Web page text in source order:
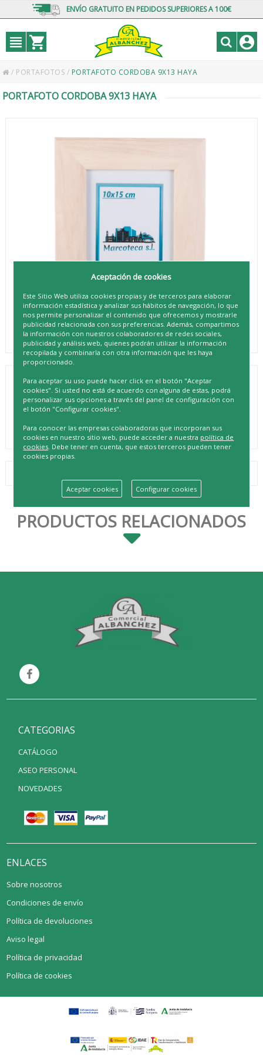
ENVÍO GRATUITO EN PEDIDOS SUPERIORES A 100€
/ PORTAFOTOS / PORTAFOTO CORDOBA 9X13 HAYA
PORTAFOTO CORDOBA 9X13 HAYA
PORTAFOTO CORDOBA 9X13 HAYA
REF. 8435737801125
PRODUCTOS RELACIONADOS
CATEGORIAS
CATÁLOGO
ASEO PERSONAL
NOVEDADES
ENLACES
Sobre nosotros
Condiciones de envío
Política de devoluciones
Aviso legal
Política de privacidad
Política de cookies
Aceptación de cookies
Este Sitio Web utiliza cookies propias y de terceros para elaborar
información estadística y analizar sus hábitos de navegación, lo que
nos permite personalizar el contenido que ofrecemos y mostrarle
publicidad relacionada con sus preferencias. Además, compartimos
la información con nuestros colaboradores de redes sociales,
publicidad y análisis web, quienes podrán utilizar la información
recopilada y combinarla con otra información que les haya
proporcionado.
Para aceptar su uso puede hacer click en el botón "Aceptar
cookies". Si usted no está de acuerdo con alguna de estas, podrá
personalizar sus opciones a través del panel de configuración con
el botón "Configurar cookies".
Para conocer las empresas colaboradoras que incorporan sus
cookies en nuestro sitio web, puede acceder a nuestra política de
cookies. Debe tener en cuenta, que estos terceros pueden tener
cookies propias.
Aceptar cookies Configurar cookies